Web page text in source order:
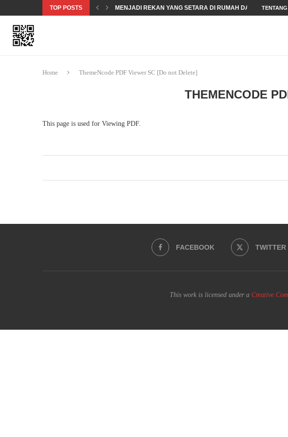
TOP POSTS MENJADI REKAN YANG SETARA DI RUMAH DALAM MASA...
Home ThemeNcode PDF Viewer SC [Do not Delete]
THEMENCODE
This page is used for Viewing PDF.
FACEBOOK TWITTER
This work is licensed under a Creative